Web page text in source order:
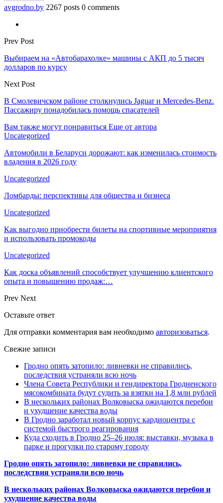
avgrodno.by 2267 posts 0 comments
Prev Post
Выбираем на «Автобарахолке» машины с АКП до 5 тысяч
долларов по курсу
Next Post
В Смолевичском районе столкнулись Jaguar и Mercedes-Benz.
Пассажиру понадобилась помощь спасателей
Вам также могут понравиться Еще от автора
Uncategorized
Автомобили в Беларуси дорожают: как изменилась стоимость
владения в 2026 году
Uncategorized
Ломбарды: перспективы для общества и бизнеса
Uncategorized
Как выгодно приобрести билеты на спортивные мероприятия
и использовать промокоды
Uncategorized
Как доска объявлений способствует улучшению клиентского
опыта и повышению продаж:…
Prev Next
Оставьте ответ
Для отправки комментария вам необходимо авторизоваться.
Свежие записи
Гродно опять затопило: ливневки не справились,
последствия устраняли всю ночь
Члена Совета Республики и гендиректора Гродненского
мясокомбината будут судить за взятки на 1,8 млн рублей
В нескольких районах Волковыска ожидаются перебои
и ухудшение качества воды
В Гродно заработал новый корпус кардиоцентра с
системой быстрого реагирования
Куда сходить в Гродно 25–26 июля: выставки, музыка в
парке и прогулки по старому городу
Гродно опять затопило: ливневки не справились,
последствия устраняли всю ночь
В нескольких районах Волковыска ожидаются перебои и
ухудшение качества воды